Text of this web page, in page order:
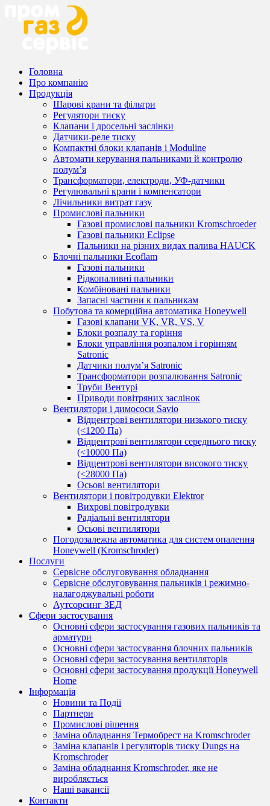
Головна
Про компанію
Продукція
Шарові крани та фільтри
Регулятори тиску
Клапани і дросельні заслінки
Датчики-реле тиску
Компактні блоки клапанів і Moduline
Автомати керування пальниками й контролю
полум’я
Трансформатори, електроди, УФ-датчики
Регулювальні крани і компенсатори
Лічильники витрат газу
Промислові пальники
Газові промислові пальники Kromschroeder
Газові пальники Eclipse
Пальники на різних видах палива HAUCK
Блочні пальники Ecoflam
Газові пальники
Рідкопаливні пальники
Комбіновані пальники
Запасні частини к пальникам
Побутова та комерційна автоматика Honeywell
Газові клапани VK, VR, VS, V
Блоки розпалу та горіння
Блоки управління розпалом і горінням
Satronic
Датчики полум’я Satronic
Трансформатори розпалювання Satronic
Труби Вентурі
Приводи повітряних заслінок
Вентилятори і димососи Savio
Відцентрові вентилятори низького тиску
(<1200 Па)
Відцентрові вентилятори середнього тиску
(<10000 Па)
Відцентрові вентилятори високого тиску
(<28000 Па)
Осьові вентилятори
Вентилятори і повітродувки Elektror
Вихрові повітродувки
Радіальні вентилятори
Осьові вентилятори
Погодозалежна автоматика для систем опалення
Honeywell (Kromschroder)
Послуги
Сервісне обслуговування обладнання
Сервісне обслуговування пальників і режимно-
налагоджувальні роботи
Аутсорсинг ЗЕД
Сфери застосування
Основні сфери застосування газових пальників та
арматури
Основні сфери застосування блочних пальників
Основні сфери застосування вентиляторів
Основні сфери застосування продукції Honeywell
Home
Інформація
Новини та Події
Партнери
Промислові рішення
Заміна обладнання Термобрест на Kromschroder
Заміна клапанів і регуляторів тиску Dungs на
Kromschroder
Заміна обладнання Kromschroder, яке не
виробляється
Наші вакансії
Контакти